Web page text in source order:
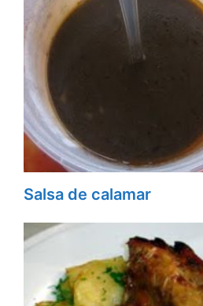
Salsa de calamar